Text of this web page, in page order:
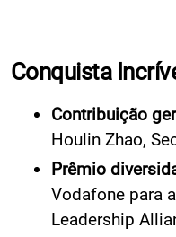
Conquista
Contribuição
Houlin Zhao,
Prêmio
Vodafone para
Leadership